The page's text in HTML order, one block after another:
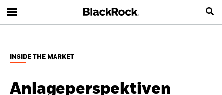
INSIDE THE MARKET
Anlageperspektiven